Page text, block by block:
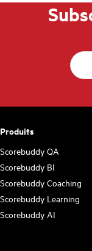
Produits
Scorebuddy QA
Scorebuddy BI
Scorebuddy Coaching
Scorebuddy Learning
Scorebuddy AI